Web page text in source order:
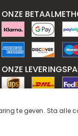
ONZE
ONZE
te geven. Sta alle